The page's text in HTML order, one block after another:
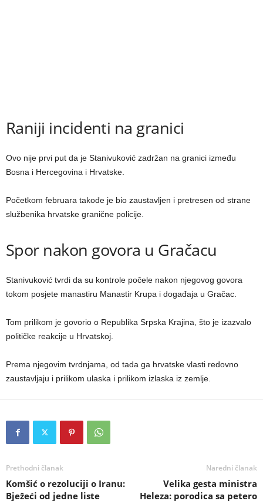
Raniji incidenti na granici
Ovo nije prvi put da je Stanivuković zadržan na granici između
Bosna i Hercegovina i Hrvatske.
Početkom februara takođe je bio zaustavljen i pretresen od strane
službenika hrvatske granične policije.
Spor nakon govora u Gračacu
Stanivuković tvrdi da su kontrole počele nakon njegovog govora
tokom posjete manastiru Manastir Krupa i događaja u Gračac.
Tom prilikom je govorio o Republika Srpska Krajina, što je izazvalo
političke reakcije u Hrvatskoj.
Prema njegovim tvrdnjama, od tada ga hrvatske vlasti redovno
zaustavljaju i prilikom ulaska i prilikom izlaska iz zemlje.
Prethodni članak
Komšić o rezoluciji o Iranu:
Bježeći od jedne liste
Naredni članak
Velika gesta ministra
Heleza: porodica sa petero